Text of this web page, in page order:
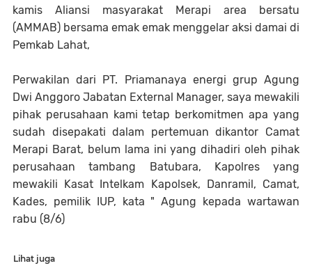
kamis Aliansi masyarakat Merapi area bersatu
(AMMAB) bersama emak emak menggelar aksi damai di
Pemkab Lahat,
Perwakilan dari PT. Priamanaya energi grup Agung
Dwi Anggoro Jabatan External Manager, saya mewakili
pihak perusahaan kami tetap berkomitmen apa yang
sudah disepakati dalam pertemuan dikantor Camat
Merapi Barat, belum lama ini yang dihadiri oleh pihak
perusahaan tambang Batubara, Kapolres yang
mewakili Kasat Intelkam Kapolsek, Danramil, Camat,
Kades, pemilik IUP, kata " Agung kepada wartawan
rabu (8/6)
Lihat juga